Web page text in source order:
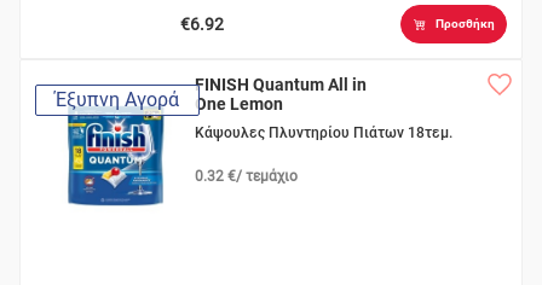
€6.92 Προσθήκη
Έξυπνη Αγορά
FINISH Quantum All in
One Lemon
Κάψουλες Πλυντηρίου Πιάτων 18τεμ.
0.32 €/ τεμάχιο